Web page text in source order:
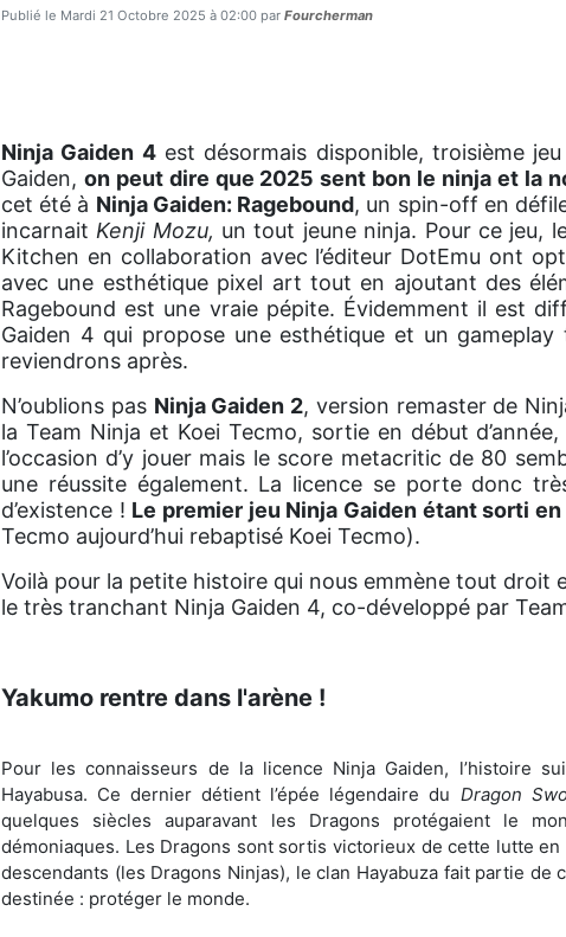
Publié le Mardi 21 Octobre 2025 à 02:00 par Fourcherman
Ninja Gaiden 4est désormais disponible, troisième jeu
Gaiden, on peut dire que 2025 sent bon le ninja et la
cet été à Ninja Gaiden: Ragebound, un spin-off en
incarnait Kenji Mozu, un tout jeune ninja. Pour ce jeu,
Kitchen en collaboration avec l’éditeur DotEmu ont
avec une esthétique pixel art tout en ajoutant des
Ragebound est une vraie pépite. Évidemment il est
Gaiden 4 qui propose une esthétique et un
reviendrons après.
N’oublions pas Ninja Gaiden 2, version remaster de
la Team Ninja et Koei Tecmo, sortie en début
l’occasion d’y jouer mais le score metacritic de 80
une réussite également. La licence se porte donc
d’existence ! Le premier jeu Ninja Gaiden étant sorti en
Tecmo aujourd’hui rebaptisé Koei Tecmo).
Voilà pour la petite histoire qui nous emmène tout droit
le très tranchant Ninja Gaiden 4, co-développé par
Yakumo rentre dans l'arène !
Pour les connaisseurs de la licence Ninja Gaiden, l’histoire
Hayabusa. Ce dernier détient l’épée légendaire du Dragon
quelques siècles auparavant les Dragons protégaient le
démoniaques. Les Dragons sont sortis victorieux de cette lutte
descendants (les Dragons Ninjas), le clan Hayabuza fait partie de
destinée : protéger le monde.